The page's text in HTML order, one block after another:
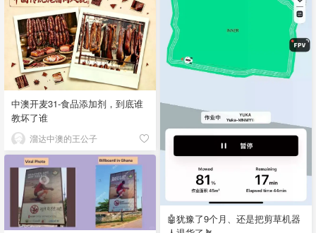
🤖犹豫了9个月、还是把剪草机器
中澳开麦31-食品添加剂，到底谁
教坏了谁
溜达中澳的王公子